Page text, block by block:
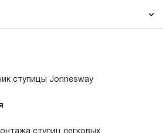
ступицы Jonnesway